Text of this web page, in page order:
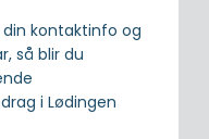
kontaktinfo og
så blir du
i Lødingen